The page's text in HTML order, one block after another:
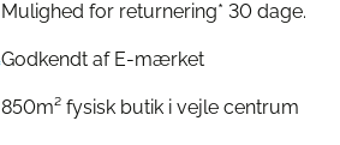
Mulighed for returnering* 30 dage.
Godkendt af E-mærket
850m² fysisk butik i vejle centrum